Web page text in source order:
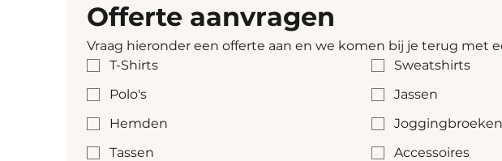
Offerte aanvragen
Vraag hieronder een offerte aan en we komen bij je terug met
T-Shirts
Sweatshirts
Polo's
Jassen
Hemden
Joggingbroeken
Tassen
Accessoires